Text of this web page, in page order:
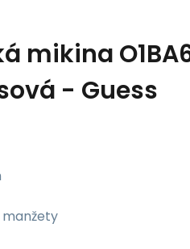
mikina
- Guess